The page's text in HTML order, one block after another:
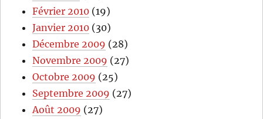
Février 2010 (19)
Janvier 2010 (30)
Décembre 2009 (28)
Novembre 2009 (27)
Octobre 2009 (25)
Septembre 2009 (27)
Août 2009 (27)